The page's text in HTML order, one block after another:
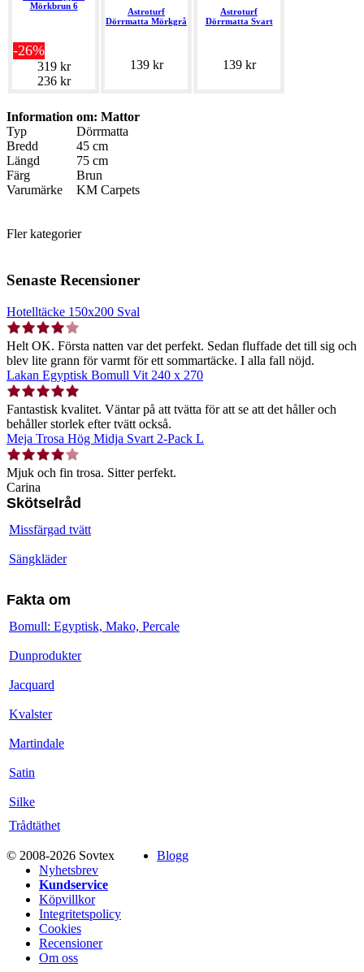
Mörkbrun 6
-26%
319 kr
236 kr
Astroturf
Dörrmatta Mörkgrå
139 kr
Astroturf
Dörrmatta Svart
139 kr
Information om: Mattor
Typ
Dörrmatta
Bredd
45 cm
Längd
75 cm
Färg
Brun
Varumärke
KM Carpets
Fler kategorier
Senaste Recensioner
Hotelltäcke 150x200 Sval
Helt OK. Första natten var det perfekt. Sedan fluffade det till sig och
blev lite grann för varmt för ett sommartäcke. I alla fall nöjd.
Lakan Egyptisk Bomull Vit 240 x 270
Fantastisk kvalitet. Väntar på att tvätta för att se att det håller och
behåller storlek efter tvätt också.
Meja Trosa Hög Midja Svart 2-Pack L
Mjuk och fin trosa. Sitter perfekt.
Carina
Skötselråd
Missfärgad tvätt
Sängkläder
Fakta om
Bomull: Egyptisk, Mako, Percale
Dunprodukter
Jacquard
Kvalster
Martindale
Satin
Silke
Trådtäthet
© 2008-2026 Sovtex
Blogg
Nyhetsbrev
Kundservice
Köpvillkor
Integritetspolicy
Cookies
Recensioner
Om oss